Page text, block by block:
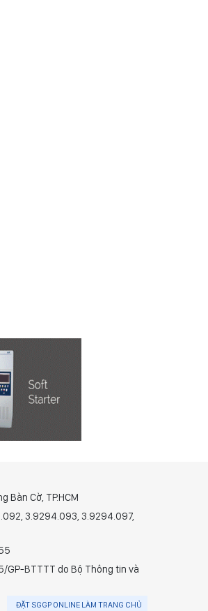
Bàn Cờ, TP.HCM
3.9294.093, 3.9294.097,
GP-BTTTT do Bộ Thông tin và
ĐẶT SGGP ONLINE LÀM TRANG CHỦ